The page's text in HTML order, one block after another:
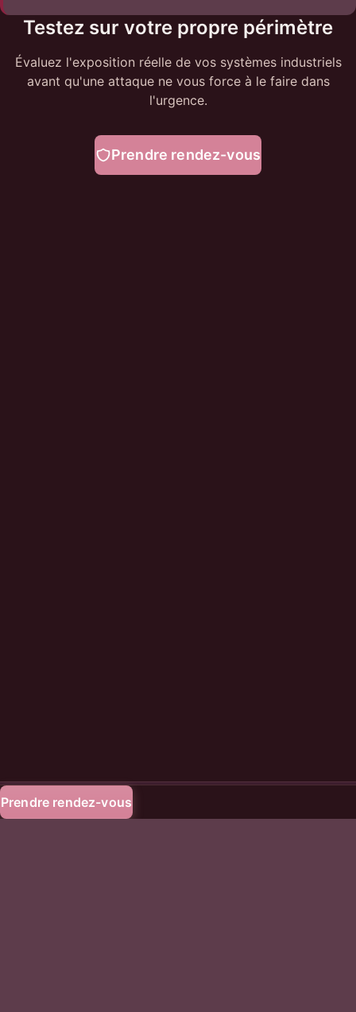
Testez sur votre propre périmètre
Évaluez l'exposition réelle de vos systèmes industriels
avant qu'une attaque ne vous force à le faire dans
l'urgence.
Prendre rendez-vous
HACKSESSIBLE.
Du risque à la preuve.
Prendre rendez-vous